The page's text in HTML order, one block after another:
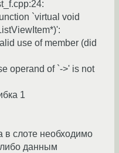
`virtual void
use of member (did
operand of `->' is not
1
в слоте необходимо
либо данным